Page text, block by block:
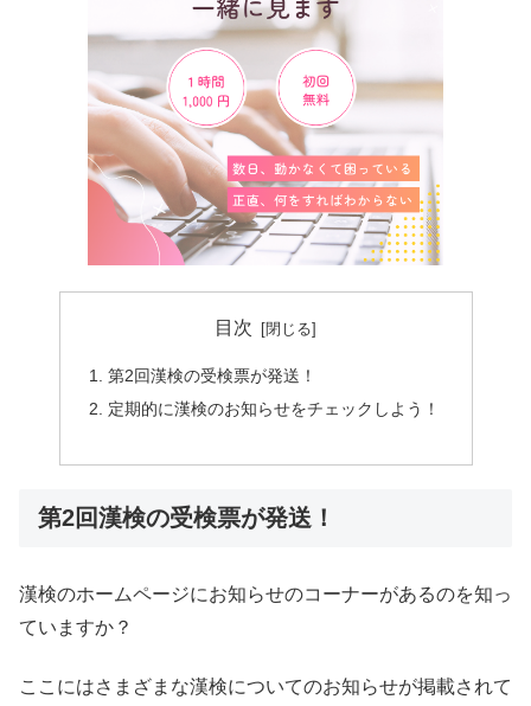
目次
第2回漢検の受検票が発送！
定期的に漢検のお知らせをチェックしよう！
第2回漢検の受検票が発送！
漢検のホームページにお知らせのコーナーがあるのを知っ
ていますか？
ここにはさまざまな漢検についてのお知らせが掲載されて